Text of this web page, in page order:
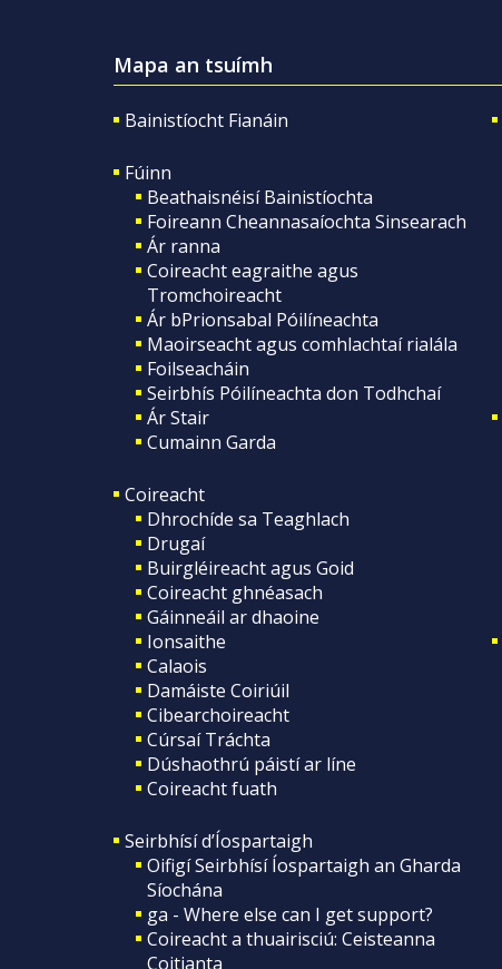
Mapa an tsuímh
Bainistíocht Fianáin
Fúinn
Beathaisnéisí Bainistíochta
Foireann Cheannasaíochta Sinsearach
Ár ranna
Coireacht eagraithe agus
Tromchoireacht
Ár bPrionsabal Póilíneachta
Maoirseacht agus comhlachtaí rialála
Foilseacháin
Seirbhís Póilíneachta don Todhchaí
Ár Stair
Cumainn Garda
Coireacht
Dhrochíde sa Teaghlach
Drugaí
Buirgléireacht agus Goid
Coireacht ghnéasach
Gáinneáil ar dhaoine
Ionsaithe
Calaois
Damáiste Coiriúil
Cibearchoireacht
Cúrsaí Tráchta
Dúshaothrú páistí ar líne
Coireacht fuath
Seirbhísí d’Íospartaigh
Oifigí Seirbhísí Íospartaigh an Gharda
Síochána
ga - Where else can I get support?
Coireacht a thuairisciú: Ceisteanna
Coitianta